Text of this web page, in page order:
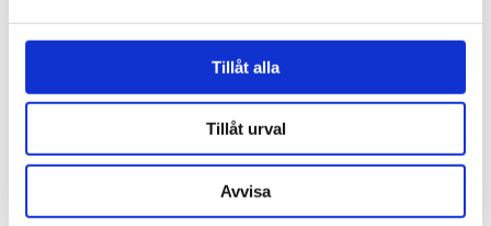
Tillåt alla
Tillåt urval
Avvisa
Petunia
ARCHIVIST GALLERY
Tändsticksask Whippet and
Radishes
149 kr